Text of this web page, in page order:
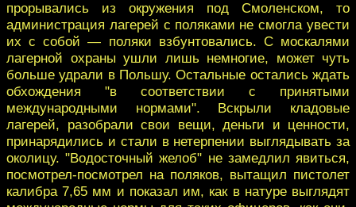
прорывались из окружения под Смоленском, то
администрация лагерей с поляками не смогла увести
их с собой — поляки взбунтовались. С москалями
лагерной охраны ушли лишь немногие, может чуть
больше удрали в Польшу. Остальные остались ждать
обхождения "в соответствии с принятыми
международными нормами". Вскрыли кладовые
лагерей, разобрали свои вещи, деньги и ценности,
принарядились и стали в нетерпении выглядывать за
околицу. "Водосточный желоб" не замедлил явиться,
посмотрел-посмотрел на поляков, вытащил пистолет
калибра 7,65 мм и показал им, как в натуре выглядят